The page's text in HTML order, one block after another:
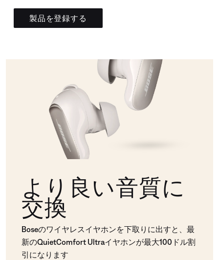
製品を登録する
より良い音質に
交換
Boseのワイヤレスイヤホンを下取りに出すと、最
新のQuietComfort Ultraイヤホンが最大100ドル割
引になります